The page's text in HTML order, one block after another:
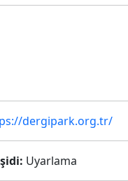
dergipark.org.tr/
Uyarlama